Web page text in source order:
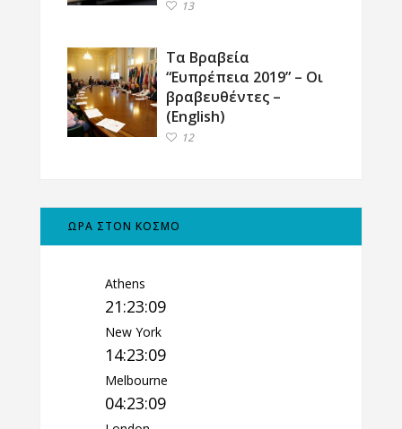
13
Τα Βραβεία
“Ευπρέπεια 2019” – Οι
βραβευθέντες –
(English)
12
ΩΡΑ ΣΤΟΝ ΚΟΣΜΟ
Athens
21:23:09
New York
14:23:09
Melbourne
04:23:09